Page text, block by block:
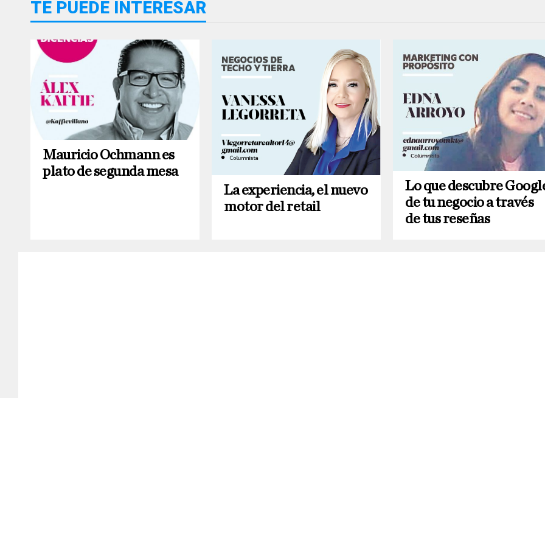
TE PUEDE INTERESAR
Mauricio Ochmann es
plato de segunda mesa
La experiencia, el nuevo
motor del retail
Lo que descubre
de tu negocio a través
de tus reseñas